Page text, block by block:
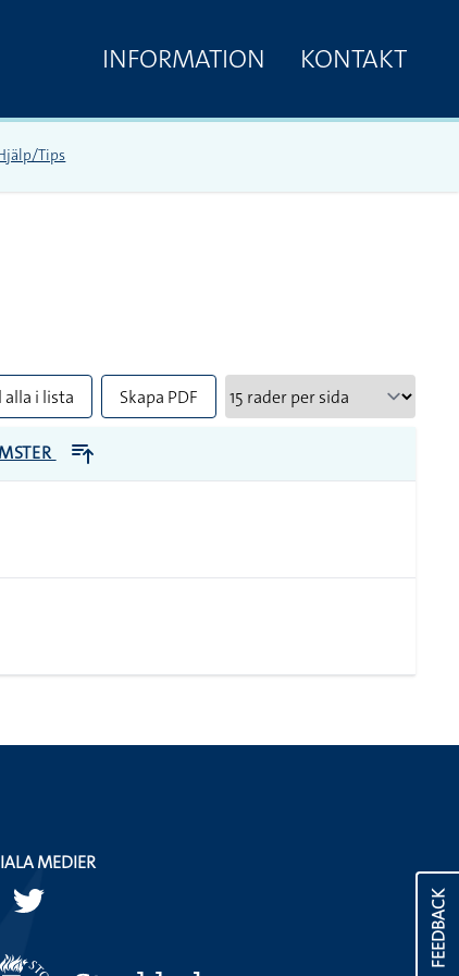
INFORMATION KONTAKT
Tips
alla i lista Skapa PDF
FEEDBACK
MEDIER